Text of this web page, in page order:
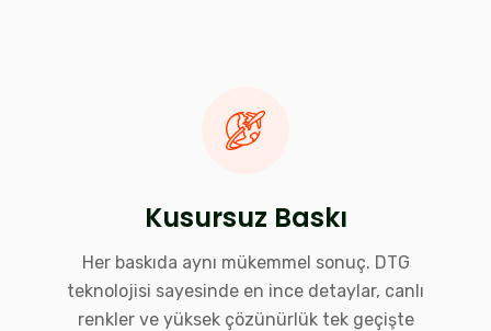
Kusursuz Baskı
Her baskıda aynı mükemmel sonuç. DTG
teknolojisi sayesinde en ince detaylar, canlı
renkler ve yüksek çözünürlük tek geçişte